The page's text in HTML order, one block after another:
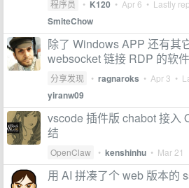
程序员 • K120 • Apr 6 • Lastly
SmiteChow
除了 Windows APP 还有其
websocket 链接 RDP 的软件
分享发现 • ragnaroks • Apr 3 •
yiranw09
vscode 插件版 chabot 接入
结
OpenClaw • kenshinhu • Mar 21
用 AI 拼凑了个 web 版本的